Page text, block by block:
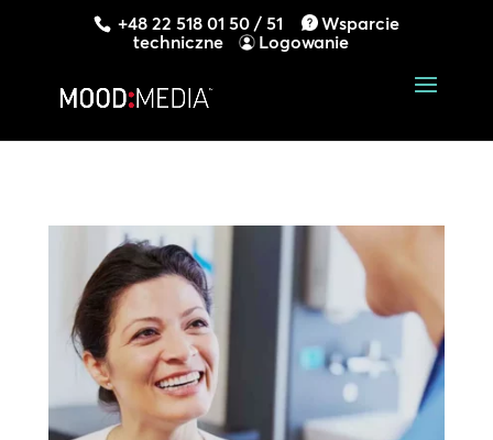
+48 22 518 01 50 / 51
Wsparcie
techniczne
Logowanie